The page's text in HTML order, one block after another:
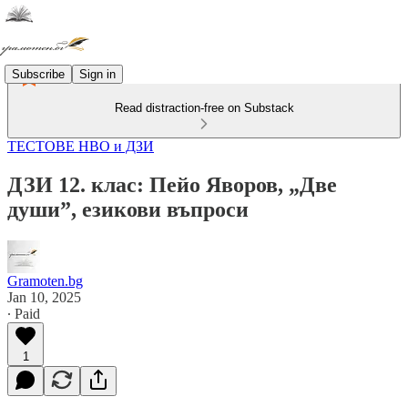
Subscribe Sign in
Read distraction-free on Substack
ТЕСТОВЕ НВО и ДЗИ
ДЗИ 12. клас: Пейо Яворов, „Две
души”, езикови въпроси
Gramoten.bg
Jan 10, 2025
∙ Paid
1